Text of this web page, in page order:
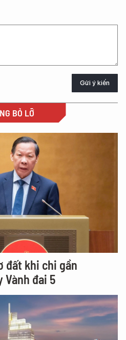
Gửi ý kiến
BỎ LỠ
đất khi chi gần
Vành đai 5